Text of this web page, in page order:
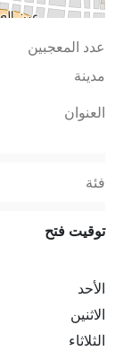
عدد المعجبين
مدينة
العنوان
فئة
توقيت فتح
الأحد
الاثنين
الثلاثاء